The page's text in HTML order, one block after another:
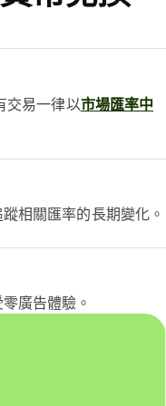
交易一律以市場匯率中
相關匯率的長期變化。
廣告體驗。